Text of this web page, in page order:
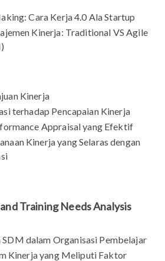
Cara Kerja 4.0 Ala Startup
Kinerja: Traditional VS Agile
Kinerja
terhadap Pencapaian Kinerja
Appraisal yang Efektif
Kinerja yang Selaras dengan
Training Needs Analysis
SDM dalam Organisasi Pembelajar
Kinerja yang Meliputi Faktor